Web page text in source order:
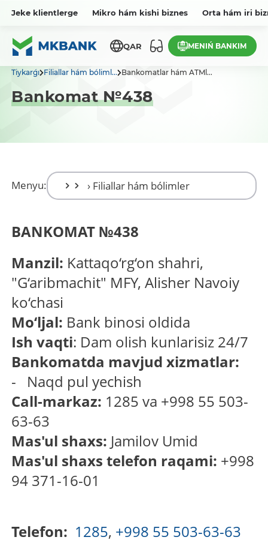
Jeke klientlerge Mikro hám kishi biznes Orta hám iri
QAR MENIŃ BANKIM
Tiykarǵı Filiallar hám bóliml... Bankomatlar hám ATMl...
Bankomat №438
Menyu:
BANKOMAT №438
Manzil: Kattaqo‘rg‘on shahri,
"G‘aribmachit" MFY, Alisher Navoiy
ko‘chasi
Mo‘ljal: Bank binosi oldida
Ish vaqti: Dam olish kunlarisiz 24/7
Bankomatda mavjud xizmatlar:
- Naqd pul yechish
Call-markaz: 1285 va +998 55 503-
63-63
Mas'ul shaxs: Jamilov Umid
Mas'ul shaxs telefon raqami: +998
94 371-16-01
Telefon: 1285, +998 55 503-63-63